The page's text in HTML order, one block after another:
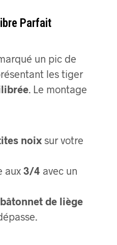
Parfait
un pic de
les tiger
. Le montage
noixsur votre
aux 3/4 avec un
bâtonnet de liège